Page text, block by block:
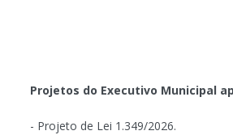
Projetos do Executivo Municipal
- Projeto de Lei 1.349/2026.